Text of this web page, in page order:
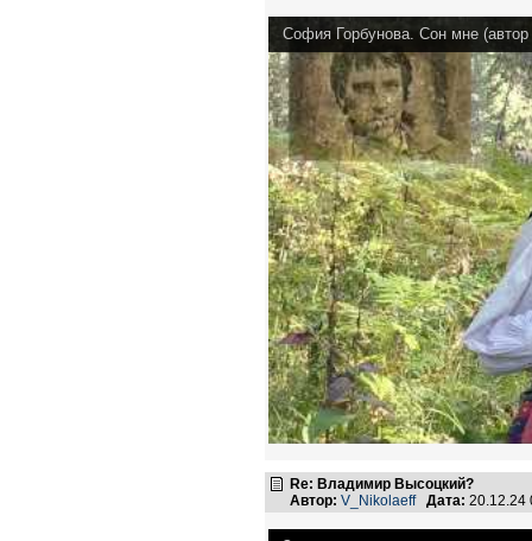
София Горбунова. Сон мне
Re: Владимир Высоцкий?
Автор: V_Nikolaeff Дата: